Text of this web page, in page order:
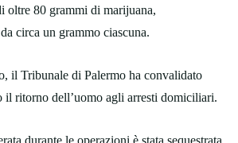
oltre 80 grammi di marijuana,
circa un grammo ciascuna.
il Tribunale di Palermo ha convalidato
il ritorno dell’uomo agli arresti domiciliari.